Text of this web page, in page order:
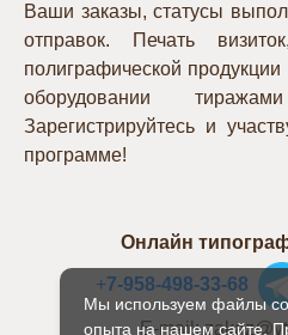
Мы используем файлы
опыта на нашем сайте.
Ваши заказы, статусы
отправок. Печать
полиграфической
оборудовании
Зарегистрируйтесь и
программе!
Онлайн
+7-958-498-33-68
E-mail: